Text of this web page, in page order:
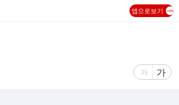
앱으로보기
글
가
글
자
가